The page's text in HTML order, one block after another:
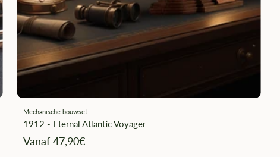
Mechanische bouwset
1912 - Eternal Atlantic Voyager
Angebotspreis
Vanaf 47,90€